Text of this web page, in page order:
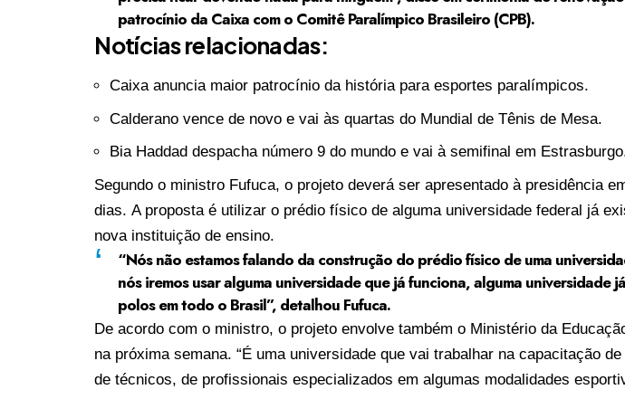
patrocínio da Caixa com o Comitê Paralímpico Brasileiro (CPB).
Notícias relacionadas:
Caixa anuncia maior patrocínio da história para esportes paralímpicos.
Calderano vence de novo e vai às quartas do Mundial de Tênis de Mesa.
Bia Haddad despacha número 9 do mundo e vai à semifinal em
Segundo o ministro Fufuca, o projeto deverá ser apresentado à presidência
dias. A proposta é utilizar o prédio físico de alguma universidade federal já
nova instituição de ensino.
“Nós não estamos falando da construção do prédio físico de uma
nós iremos usar alguma universidade que já funciona, alguma universidade
polos em todo o Brasil”, detalhou Fufuca.
De acordo com o ministro, o projeto envolve também o Ministério da
na próxima semana. “É uma universidade que vai trabalhar na capacitação
de técnicos, de profissionais especializados em algumas modalidades